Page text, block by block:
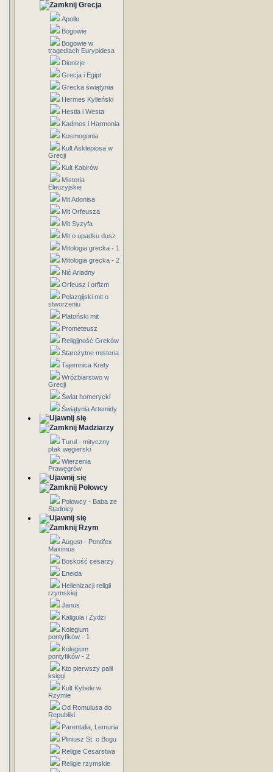
Grecja
Apollo
Bogowie
Bogowie w
tragediach Eurypidesa
Dionizje
Grecja i Egipt
Grecka świątynia
Hermes Kylleński
Hestia i Westa
Kadmos i Harmonia
Kosmogonia
Kult Asklepiosa w
Grecji
Kult Kabirów
Misteria
Eleuzyjskie
Mit Adonisa
Mit Orfeusza
Mit Syzyfa
Mit o upadku dusz
Mitologia grecka - 1
Mitologia grecka - 2
Nić Ariadny
Orfeusz i orfizm
Pelazgijski mit o
stworzeniu
Platoński mit
Prometeusz
Religijność Greków
Starożytne misteria
Tajemnica Krety
Wróżbiarstwo w
Grecji
Świat homerycki
Świątynia Artemidy
Madziarzy
Turul - mityczny
ptak węgierski
Wierzenia
Prawęgrów
Połowcy
Połowcy - Baba ze
Stadnicy
Rzym
August - Pontifex
Maximus
Boskość cesarzy
Eneida
Hellenizacji religii
rzymskiej
Janus
Kaligula i Żydzi
Kolegium
pontyfików - 1
Kolegium
pontyfików - 2
Kto pierwszy palił
księgi
Kult Kybele w
Rzymie
Od Romulusa do
Republiki
Parentalia, Lemuria
Pliniusz St. o Bogu
Religie Cesarstwa
Religie rzymskie